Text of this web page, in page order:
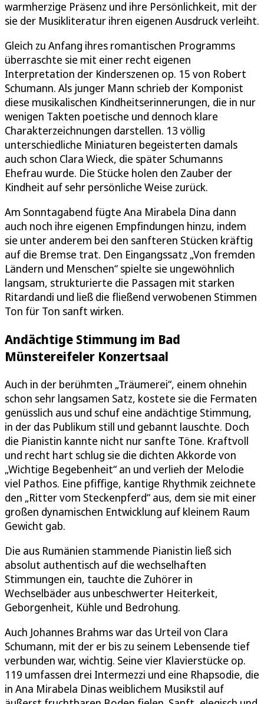
warmherzige Präsenz und ihre Persönlichkeit, mit der
sie der Musikliteratur ihren eigenen Ausdruck verleiht.
Gleich zu Anfang ihres romantischen Programms
überraschte sie mit einer recht eigenen
Interpretation der Kinderszenen op. 15 von Robert
Schumann. Als junger Mann schrieb der Komponist
diese musikalischen Kindheitserinnerungen, die in nur
wenigen Takten poetische und dennoch klare
Charakterzeichnungen darstellen. 13 völlig
unterschiedliche Miniaturen begeisterten damals
auch schon Clara Wieck, die später Schumanns
Ehefrau wurde. Die Stücke holen den Zauber der
Kindheit auf sehr persönliche Weise zurück.
Am Sonntagabend fügte Ana Mirabela Dina dann
auch noch ihre eigenen Empfindungen hinzu, indem
sie unter anderem bei den sanfteren Stücken kräftig
auf die Bremse trat. Den Eingangssatz „Von fremden
Ländern und Menschen“ spielte sie ungewöhnlich
langsam, strukturierte die Passagen mit starken
Ritardandi und ließ die fließend verwobenen Stimmen
Ton für Ton sanft wirken.
Andächtige Stimmung im Bad
Münstereifeler Konzertsaal
Auch in der berühmten „Träumerei“, einem ohnehin
schon sehr langsamen Satz, kostete sie die Fermaten
genüsslich aus und schuf eine andächtige Stimmung,
in der das Publikum still und gebannt lauschte. Doch
die Pianistin kannte nicht nur sanfte Töne. Kraftvoll
und recht hart schlug sie die dichten Akkorde von
„Wichtige Begebenheit“ an und verlieh der Melodie
viel Pathos. Eine pfiffige, kantige Rhythmik zeichnete
den „Ritter vom Steckenpferd“ aus, dem sie mit einer
großen dynamischen Entwicklung auf kleinem Raum
Gewicht gab.
Die aus Rumänien stammende Pianistin ließ sich
absolut authentisch auf die wechselhaften
Stimmungen ein, tauchte die Zuhörer in
Wechselbäder aus unbeschwerter Heiterkeit,
Geborgenheit, Kühle und Bedrohung.
Auch Johannes Brahms war das Urteil von Clara
Schumann, mit der er bis zu seinem Lebensende tief
verbunden war, wichtig. Seine vier Klavierstücke op.
119 umfassen drei Intermezzi und eine Rhapsodie, die
in Ana Mirabela Dinas weiblichem Musikstil auf